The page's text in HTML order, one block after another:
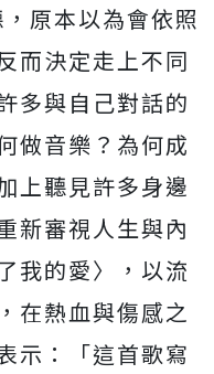
原本以為會依照
而決定走上不同
多與自己對話的
做音樂？為何成
上聽見許多身邊
新審視人生與內
我的愛〉， 以流
在熱血與傷感之
示：「這首歌寫